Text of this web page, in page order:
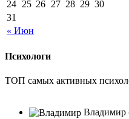
« Июн
24 25 26 27 28 29 30
31
Психологи
ТОП самых активных
Владимир